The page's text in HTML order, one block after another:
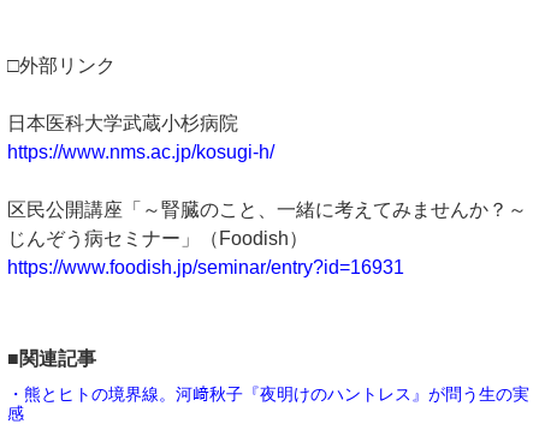
□外部リンク
日本医科大学武蔵小杉病院
https://www.nms.ac.jp/kosugi-h/
区民公開講座「～腎臓のこと、一緒に考えてみませんか？～
じんぞう病セミナー」（Foodish）
https://www.foodish.jp/seminar/entry?id=16931
■関連記事
・熊とヒトの境界線。河﨑秋子『夜明けのハントレス』が問う生の実
感